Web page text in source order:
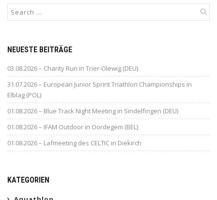
NEUESTE BEITRÄGE
03.08.2026 – Charity Run in Trier-Olewig (DEU)
31.07.2026 – European Junior Sprint Triathlon Championships in
Elblag (POL)
01.08.2026 – Blue Track Night Meeting in Sindelfingen (DEU)
01.08.2026 – IFAM Outdoor in Oordegem (BEL)
01.08.2026 – Lafmeeting des CELTIC in Diekirch
KATEGORIEN